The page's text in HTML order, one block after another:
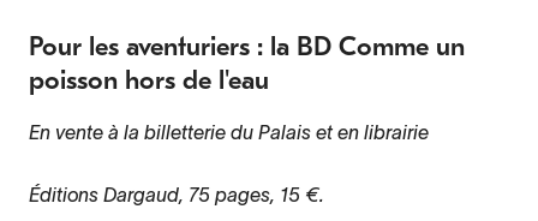
Pour les aventuriers : la BD Comme un
poisson hors de l'eau
En vente à la billetterie du Palais et en librairie
Éditions Dargaud, 75 pages, 15 €.